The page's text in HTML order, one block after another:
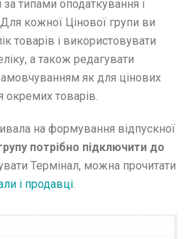
рішення FuelTaxi
Обладнання, мийок або
корпоративних покупців
відгуків та рекомендацій
складних схем
API
QR-кодів
типами оподаткування і
Для кожної Цінової групи ви
товарів і використовувати
а також редагувати
як для цінових
окремих товарів.
на формування відпускної
потрібно підключити до
Термінал, можна прочитати
і продавці.